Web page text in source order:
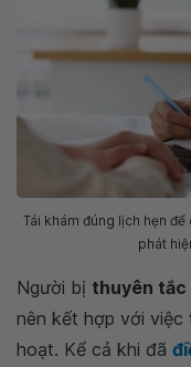
Tái khám đúng lịch hẹn
phát
Người bị thuyên tắc
nên kết hợp với việc
hoạt. Kể cả khi đã